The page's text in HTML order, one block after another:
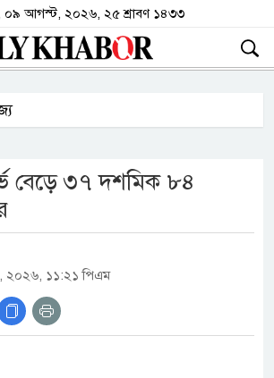
০৯ আগস্ট, ২০২৬, ২৫ শ্রাবণ ১৪৩৩
বেড়ে ৩৭ দশমিক ৮৪
২০২৬, ১১:২১ পিএম